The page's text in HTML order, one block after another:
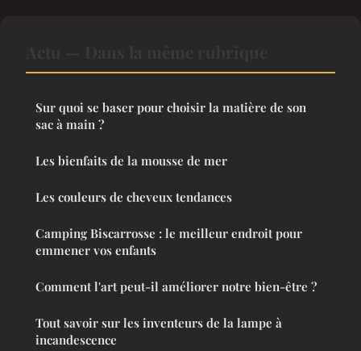
Sur quoi se baser pour choisir la matière de son
sac à main ?
Les bienfaits de la mousse de mer
Les couleurs de cheveux tendances
Camping Biscarrosse : le meilleur endroit pour
emmener vos enfants
Comment l'art peut-il améliorer notre bien-être ?
Tout savoir sur les inventeurs de la lampe à
incandescence